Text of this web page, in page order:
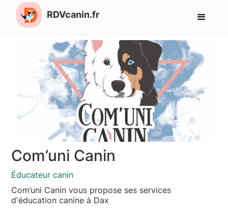
RDVcanin.fr
Com’uni Canin
Éducateur canin
Com’uni Canin vous propose ses services
d'éducation canine à Dax